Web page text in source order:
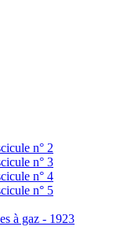
n° 2
n° 3
n° 4
n° 5
à gaz - 1923